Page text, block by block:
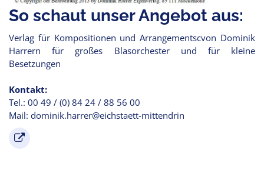
So schaut unser Angebot aus:
Verlag für Kompositionen und Arrangementscvon Dominik
Harrern für großes Blasorchester und für kleine
Besetzungen
Kontakt:
Tel.: 00 49 / (0) 84 24 / 88 56 00
Mail: dominik.harrer@eichstaett-mittendrin